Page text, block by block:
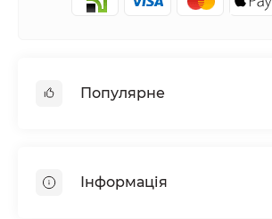
Популярне
Відпочинок, туризм
Інформація